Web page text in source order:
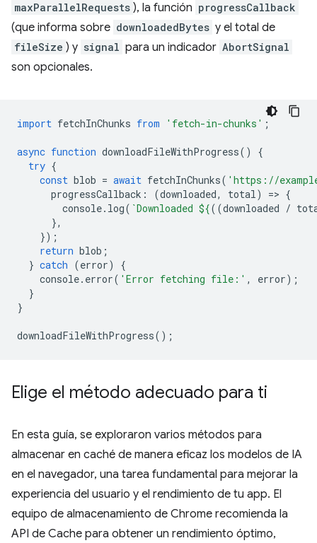
maxParallelRequests ), la función progressCallback
(que informa sobre downloadedBytes y el total de
fileSize ) y signal para un indicador AbortSignal
son opcionales.
import fetchInChunks from 'fetch-in-chunks' ;
async function downloadFileWithProgress()
{
try {
const blob = await fetchInChunks( 'https://
progressCallback : (downloaded, total) => {
console. log( `Downloaded ${((downloaded /
},
});
return blob ;
} catch (error)
{
console. error( 'Error fetching file:' , error);
}
}
downloadFileWithProgress();
Elige el método adecuado para ti
En esta guía, se exploraron varios métodos para
almacenar en caché de manera eficaz los modelos de IA
en el navegador, una tarea fundamental para mejorar la
experiencia del usuario y el rendimiento de tu app. El
equipo de almacenamiento de Chrome recomienda la
API de Cache para obtener un rendimiento óptimo,